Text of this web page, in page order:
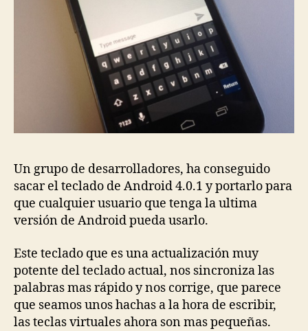
Un grupo de desarrolladores, ha conseguido
sacar el teclado de Android 4.0.1 y portarlo para
que cualquier usuario que tenga la ultima
versión de Android pueda usarlo.
Este teclado que es una actualización muy
potente del teclado actual, nos sincroniza las
palabras mas rápido y nos corrige, que parece
que seamos unos hachas a la hora de escribir,
las teclas virtuales ahora son mas pequeñas.